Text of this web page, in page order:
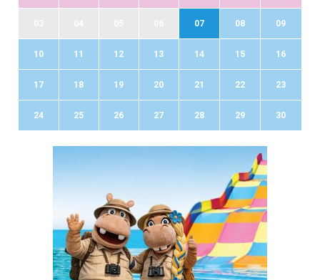
07 08 09
10 11 12 13 14 15 16
17 18 19 20 21 22 23
24 25 26 27 28 29 30